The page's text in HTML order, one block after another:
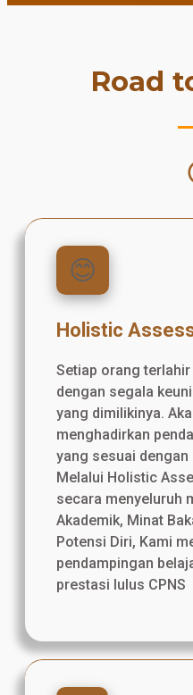
Road
😊
Holistic
Setiap orang
dengan segala
yang dimilikinya.
menghadirkan
yang sesuai dengan
Melalui Holistic
secara menyeluruh
Akademik, Minat
Potensi Diri, Kami
pendampingan
prestasi lulus CPNS